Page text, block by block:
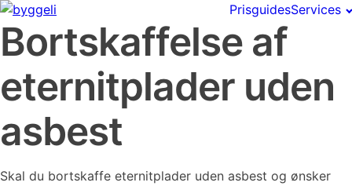
PrisguidesServices
Bortskaffelse af
eternitplader uden
asbest
Skal du bortskaffe eternitplader uden asbest og ønsker